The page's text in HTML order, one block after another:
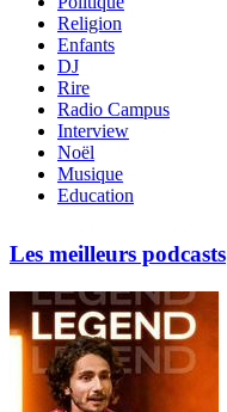
Religion
Enfants
DJ
Rire
Radio Campus
Interview
Noël
Musique
Education
Les meilleurs podcasts